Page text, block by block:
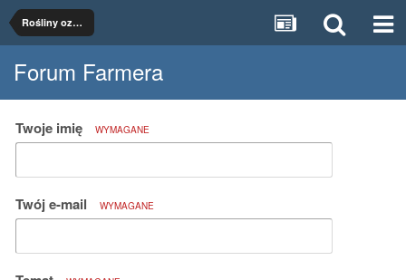
Rośliny ozdobne
Forum Farmera
Twoje imię WYMAGANE
Twój e-mail WYMAGANE